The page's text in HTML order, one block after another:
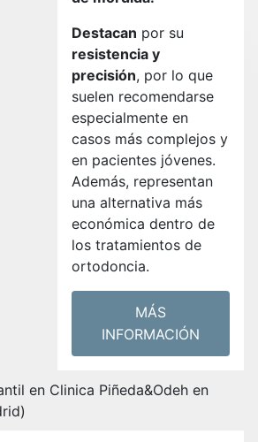
Destacan por su
resistencia y
precisión, por lo que
suelen recomendarse
especialmente en
casos más complejos y
en pacientes jóvenes.
Además, representan
una alternativa más
económica dentro de
los tratamientos de
ortodoncia.
MÁS
INFORMACIÓN